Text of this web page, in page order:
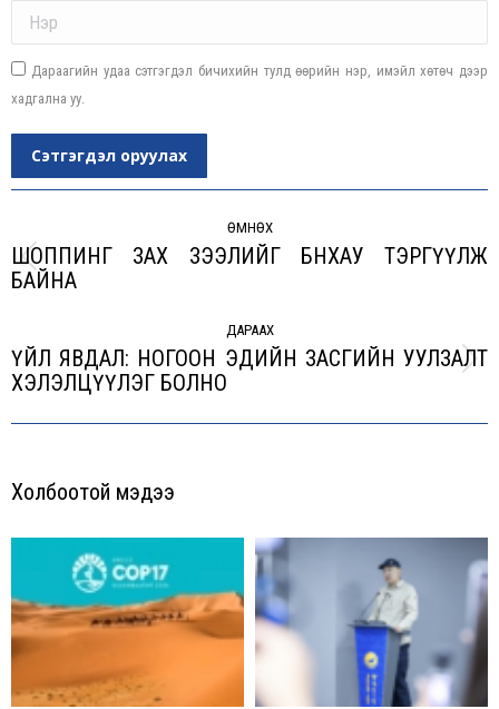
Дараагийн удаа сэтгэгдэл бичихийн тулд өөрийн нэр, имэйл хөтөч дээр
хадгална уу.
Сэтгэгдэл оруулах
ӨМНӨХ
Previous
ШОППИНГ ЗАХ ЗЭЭЛИЙГ БНХАУ ТЭРГҮҮЛЖ
БАЙНА
ДАРААХ
Next
ҮЙЛ ЯВДАЛ: НОГООН ЭДИЙН ЗАСГИЙН УУЛЗАЛТ
ХЭЛЭЛЦҮҮЛЭГ БОЛНО
Холбоотой мэдээ